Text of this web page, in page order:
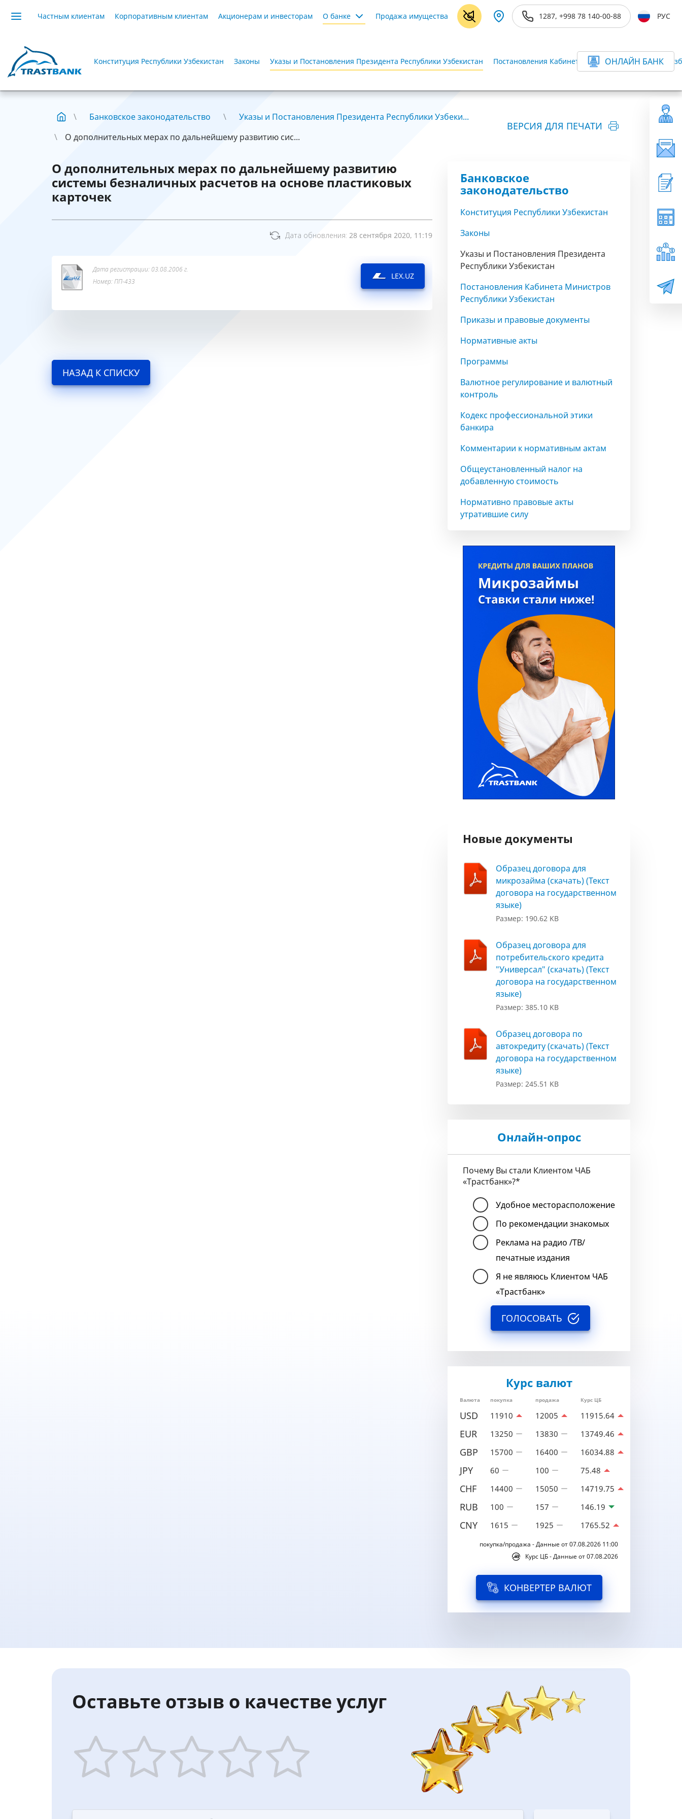
Частным клиентам Корпоративным клиентам Акционерам и инвесторам О банке Продажа имущества 1287, +998 78 140-00-88 РУС
Конституция Республики Узбекистан Законы Указы и Постановления Президента Республики Узбекистан Постановления Кабинета Министров Республики
ОНЛАЙН БАНК
Банковское законодательство
Указы и Постановления Президента Республики Узбеки...
О дополнительных мерах по дальнейшему развитию сис...
ВЕРСИЯ ДЛЯ ПЕЧАТИ
О дополнительных мерах по дальнейшему развитию
системы безналичных расчетов на основе пластиковых
карточек
Дата обновления: 28 сентября 2020, 11:19
Дата регистрации: 03.08.2006 г.
Номер: ПП-433
LEX.UZ
НАЗАД К СПИСКУ
Банковское
законодательство
Конституция Республики Узбекистан
Законы
Указы и Постановления Президента
Республики Узбекистан
Постановления Кабинета Министров
Республики Узбекистан
Приказы и правовые документы
Нормативные акты
Программы
Валютное регулирование и валютный
контроль
Кодекс профессиональной этики
банкира
Комментарии к нормативным актам
Общеустановленный налог на
добавленную стоимость
Нормативно правовые акты
утратившие силу
Новые документы
Образец договора для
микрозайма (скачать) (Текст
договора на государственном
языке)
Размер: 190.62 KB
Образец договора для
потребительского кредита
"Универсал" (скачать) (Текст
договора на государственном
языке)
Размер: 385.10 KB
Образец договора по
автокредиту (скачать) (Текст
договора на государственном
языке)
Размер: 245.51 KB
Онлайн-опрос
Почему Вы стали Клиентом ЧАБ
«Трастбанк»?*
Удобное месторасположение
По рекомендации знакомых
Реклама на радио /ТВ/
печатные издания
Я не являюсь Клиентом ЧАБ
«Трастбанк»
ГОЛОСОВАТЬ
Курс валют
Валюта покупка продажа Курс ЦБ
USD 11910 12005 11915.64
EUR 13250 13830 13749.46
GBP 15700 16400 16034.88
JPY 60 100 75.48
CHF 14400 15050 14719.75
RUB 100 157 146.19
CNY 1615 1925 1765.52
покупка/продажа - Данные от 07.08.2026 11:00
Курс ЦБ - Данные от 07.08.2026
КОНВЕРТЕР ВАЛЮТ
Оставьте отзыв о качестве услуг